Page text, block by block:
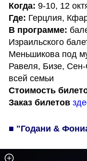
Когда:
Где:
В программе:
Израильского
Меньшикова под
Равеля, Бизе,
Стоимость
Заказ билетов
■ "Годани &